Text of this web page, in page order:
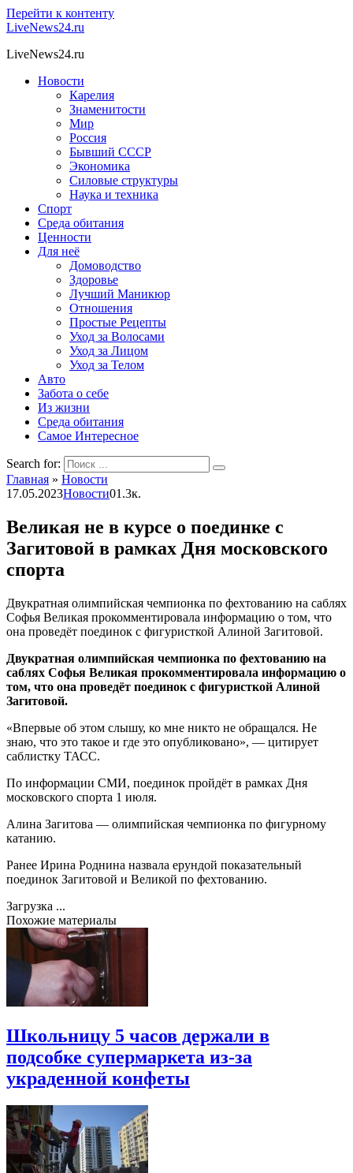
Перейти к контенту
LiveNews24.ru
LiveNews24.ru
Новости
Карелия
Знаменитости
Мир
Россия
Бывший СССР
Экономика
Силовые структуры
Наука и техника
Спорт
Среда обитания
Ценности
Для неё
Домоводство
Здоровье
Лучший Маникюр
Отношения
Простые Рецепты
Уход за Волосами
Уход за Лицом
Уход за Телом
Авто
Забота о себе
Из жизни
Среда обитания
Самое Интересное
Search for:
Главная » Новости
17.05.2023Новости01.3к.
Великая не в курсе о поединке с
Загитовой в рамках Дня московского
спорта
Двукратная олимпийская чемпионка по фехтованию на саблях
Софья Великая прокомментировала информацию о том, что
она проведёт поединок с фигуристкой Алиной Загитовой.
Двукратная олимпийская чемпионка по фехтованию на
саблях Софья Великая прокомментировала информацию о
том, что она проведёт поединок с фигуристкой Алиной
Загитовой.
«Впервые об этом слышу, ко мне никто не обращался. Не
знаю, что это такое и где это опубликовано», — цитирует
саблистку ТАСС.
По информации СМИ, поединок пройдёт в рамках Дня
московского спорта 1 июля.
Алина Загитова — олимпийская чемпионка по фигурному
катанию.
Ранее Ирина Роднина назвала ерундой показательный
поединок Загитовой и Великой по фехтованию.
Загрузка ...
Похожие материалы
Школьницу 5 часов держали в
подсобке супермаркета из-за
украденной конфеты